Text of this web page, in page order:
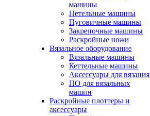
машины
Петельные машины
Пуговичные машины
Закрепочные машины
Раскройные ножи
Вязальное оборудование
Вязальные машины
Кеттельные машины
Аксессуары для вязания
ПО для вязальных
машин
Раскройные плоттеры и
аксессуары